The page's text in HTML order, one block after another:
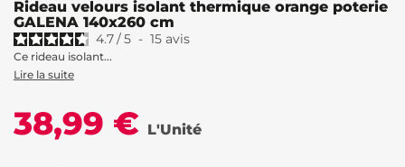
Rideau velours isolant thermique orange poterie
GALENA 140x260 cm
4.7/5 - 15 avis
Ce rideau isolant...
Lire la suite
38,99 € L'Unité